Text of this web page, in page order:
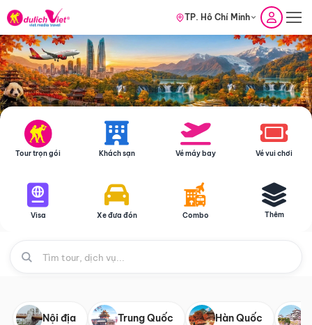
TP. Hồ Chí Minh
Tour trọn gói Khách sạn Vé máy bay Vé vui chơi
Visa Xe đưa đón Combo Thêm
Nội địa Trung Quốc Hàn Quốc